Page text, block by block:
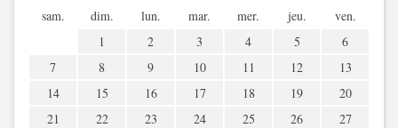
sam. dim. lun. mar. mer. jeu.
ven.
1
2 3 4 5
6
7
8 9 10 11 12
13
14
15 16 17 18 19
20
21
22 23 24 25 26
27